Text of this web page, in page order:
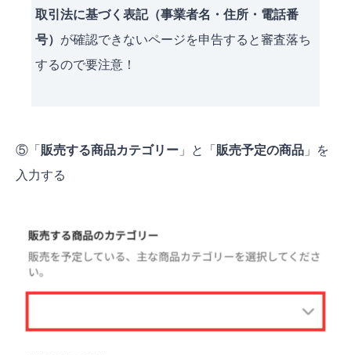
取引法に基づく表記（事業者名・住所・電話番
号） が確認できないページを申告すると審査落ち
するので要注意！
⑤「 販売する商品カテゴリー 」と「 販売予定の商品 」を
入力する